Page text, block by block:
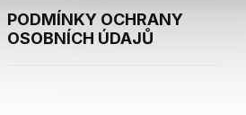
PODMÍNKY OCHRANY
OSOBNÍCH ÚDAJŮ